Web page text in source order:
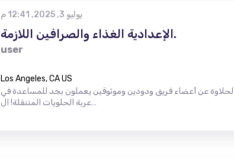
يوليو 3, 2025, 12:41 م
الإعدادية الغذاء والصرافين اللازمة.
user
Los Angeles, CA US
عن أعضاء فريق ودودين وموثوقين يعملون بجد للمساعدة في
عربة الحلويات المتنقلة! ال…